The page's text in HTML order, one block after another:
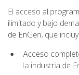
El acceso al
ilimitado y bajo
de EnGen, que
Acceso
la industria de